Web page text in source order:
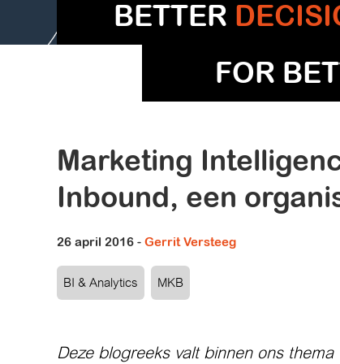
BETTER
FOR
Marketing
Inbound, een
26 april 2016 - Gerrit Versteeg
BI & Analytics MKB
Deze blogreeks valt binnen ons